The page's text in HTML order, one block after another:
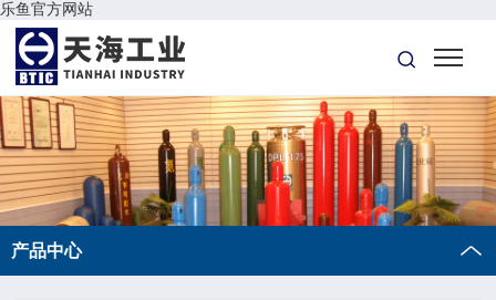
乐鱼官方网站
产品中心